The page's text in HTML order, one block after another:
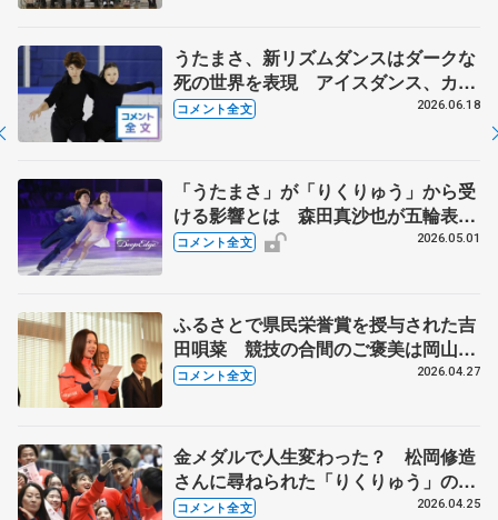
うたまさ、新リズムダンスはダークな
死の世界を表現 アイスダンス、カッ
プル数増加はうれしい【木下グループ/
コメント全文 2026.06.18
「うたまさ」が「りくりゅう」から受
ける影響とは 森田真沙也が五輪表彰
式で木原龍一にかけられた言葉 【ブ
コメント全文 2026.05.01
ふるさとで県民栄誉賞を授与された吉
田唄菜 競技の合間のご褒美は岡山の
銘菓 【岡山県県民栄誉賞授与】
コメント全文 2026.04.27
金メダルで人生変わった？ 松岡修造
さんに尋ねられた「りくりゅう」の答
えは 【冬季オリパラパレード】
コメント全文 2026.04.25